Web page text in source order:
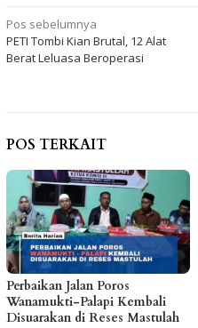
Navigasi
pos
Pos sebelumnya
PETI Tombi Kian Brutal, 12 Alat
Berat Leluasa Beroperasi
POS TERKAIT
Perbaikan Jalan Poros
Wanamukti-Palapi Kembali
Disuarakan di Reses Mastulah